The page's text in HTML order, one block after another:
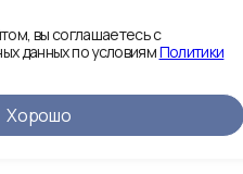
вы соглашаетесь с
данных по условиямПолитики
Хорошо